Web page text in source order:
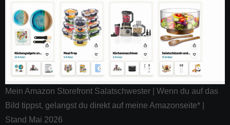
Mein Amazon Storefront Salatschwester | Wenn du auf das
Bild tippst, gelangst du direkt auf meine Amazonseite* |
Stand Mai 2026